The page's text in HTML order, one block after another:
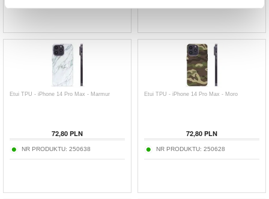
Etui TPU - iPhone 14 Pro Max - Marmur
72,80 PLN
NR PRODUKTU: 250638
Etui TPU - iPhone 14 Pro Max - Moro
72,80 PLN
NR PRODUKTU: 250628